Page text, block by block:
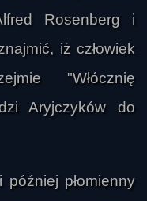
Rosenberg i
iż człowiek
"Włócznię
Aryjczyków do
płomienny